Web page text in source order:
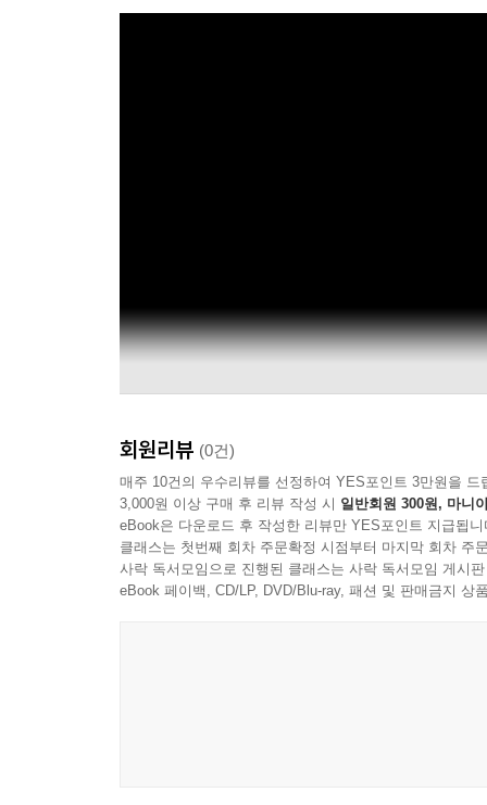
회원리뷰 (0건)
매주 10건의 우수리뷰를 선정하여 YES포인트 3만원을 드
3,000원 이상 구매 후 리뷰 작성 시 일반회원 300원, 마니
eBook은 다운로드 후 작성한 리뷰만 YES포인트 지급됩니
클래스는 첫번째 회차 주문확정 시점부터 마지막 회차 주
사락 독서모임으로 진행된 클래스는 사락 독서모임 게시
eBook 페이백, CD/LP, DVD/Blu-ray, 패션 및 판매금지 상